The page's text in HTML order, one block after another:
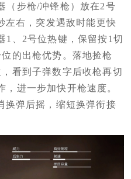
（步枪/冲锋枪）放在2号
左右，突发遇敌时能更快
1、2号位热键，保留按1切
的出枪优势。落地捡枪
看到子弹数字后收枪再切
进一步加快开枪速度。
换弹后摇，缩短换弹衔接